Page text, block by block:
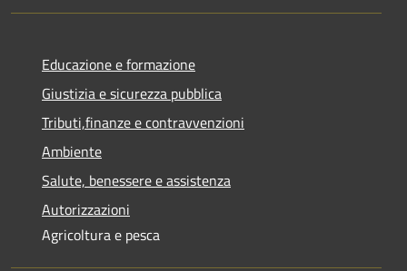
Educazione e formazione
Giustizia e sicurezza pubblica
Tributi,finanze e contravvenzioni
Ambiente
Salute, benessere e assistenza
Autorizzazioni
Agricoltura e pesca